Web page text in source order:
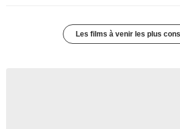
Les films à venir les plus